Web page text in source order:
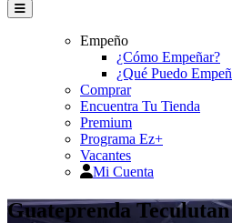
Empeño
¿Cómo Empeñar?
¿Qué Puedo
Comprar
Encuentra Tu Tienda
Premium
Programa Ez+
Vacantes
Mi Cuenta
Guateprenda Teculutan